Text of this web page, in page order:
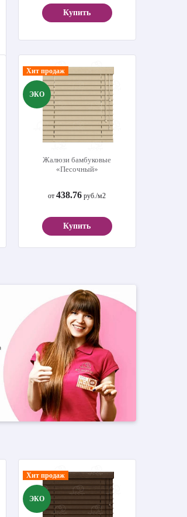
Купить
Хит продаж
ЭКО
Жалюзи бамбуковые
«Песочный»
от438.76 руб./м2
Купить
Хит продаж
ЭКО